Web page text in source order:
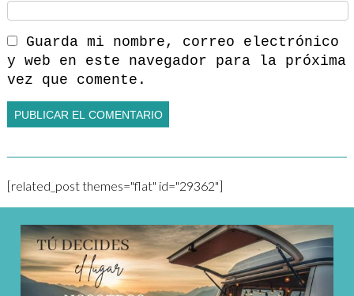
Guarda mi nombre, correo electrónico
y web en este navegador para la próxima
vez que comente.
[related_post themes="flat" id="29362"]